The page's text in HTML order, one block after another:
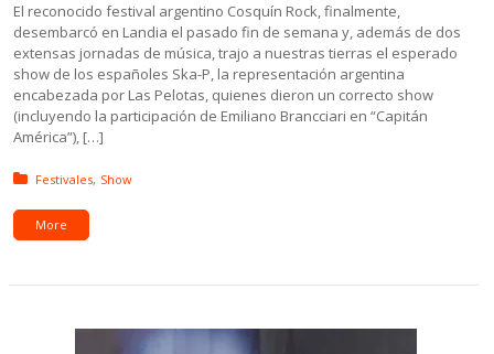
El reconocido festival argentino Cosquín Rock, finalmente,
desembarcó en Landia el pasado fin de semana y, además de dos
extensas jornadas de música, trajo a nuestras tierras el esperado
show de los españoles Ska-P, la representación argentina
encabezada por Las Pelotas, quienes dieron un correcto show
(incluyendo la participación de Emiliano Brancciari en “Capitán
América”), […]
Posted in:
Festivales Show
More